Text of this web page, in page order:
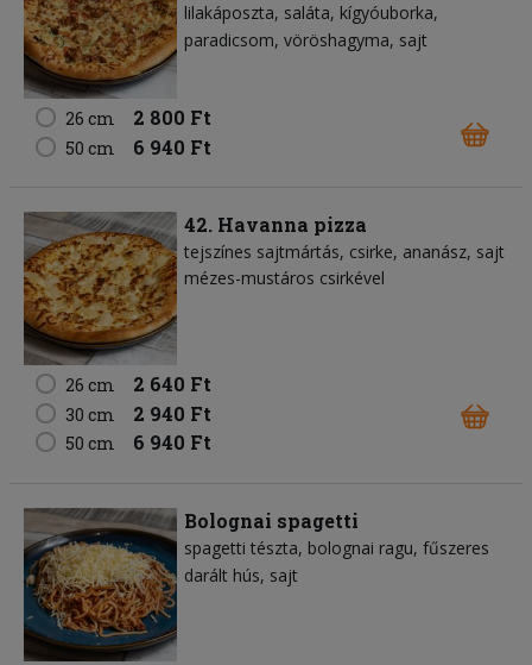
lilakáposzta saláta kígyóuborka
paradicsom vöröshagyma sajt
26 cm 2 800 Ft
50 cm 6 940 Ft
42. Havanna pizza
tejszínes sajtmártás csirke ananász sajt
mézes-mustáros csirkével
26 cm 2 640 Ft
30 cm 2 940 Ft
50 cm 6 940 Ft
Bolognai spagetti
spagetti tészta bolognai ragu fűszeres
darált hús sajt